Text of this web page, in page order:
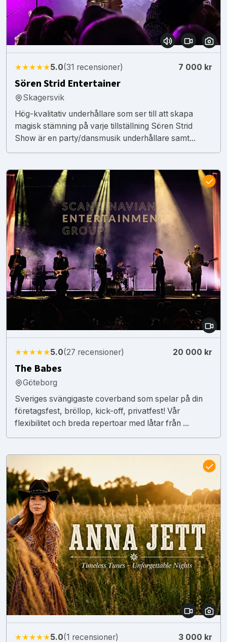
★★★★★5.0(31 recensioner) 7 000 kr
Sören Strid Entertainer
Skagersvik
Hög-kvalitativ underhållare som ser till att skapa
magisk stämning på varje tillställning Sören Strid
Show är en party/dansmusik underhållare samt...
★★★★★5.0(27 recensioner) 20 000 kr
The Babes
Göteborg
Sveriges svängigaste coverband som spelar på din
företagsfest, bröllop, kick-off, privatfest! Vår
flexibilitet och breda repertoar med låtar från ...
★★★★★5.0(1 recensioner) 3 000 kr